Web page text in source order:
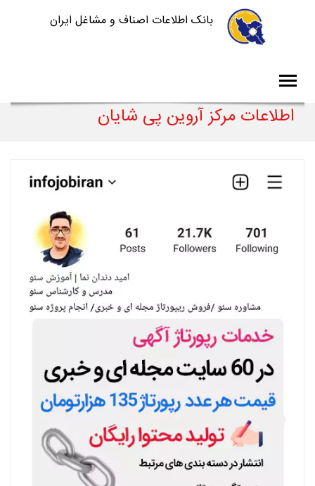
بانک اطلاعات اصناف و مشاغل ایران
اطلاعات مرکز آروین پی شایان